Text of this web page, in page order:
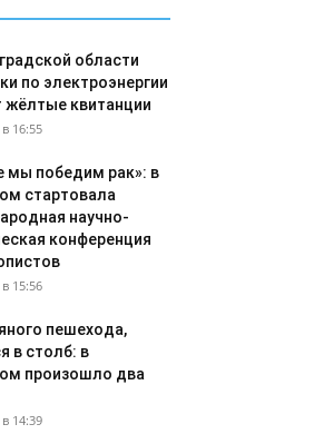
области
по электроэнергии
жёлтые квитанции
16:55
мы победим рак»: в
стартовала
научно-
конференция
15:56
пешехода,
в столб: в
произошло два
14:39